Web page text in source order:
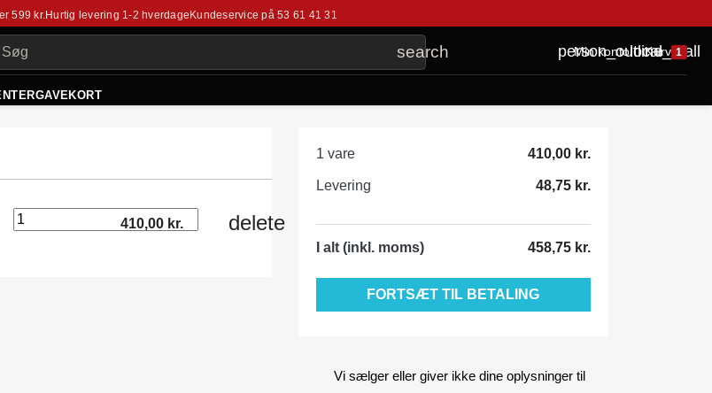
599 kr. Hurtig levering 1-2 hverdageKundeservice på53 61 41 31
search person_outline
Min kontolocal_mall
Kurv 1
GAVEKORT
410,00 kr. delete
1 vare 410,00 kr.
Levering 48,75 kr.
I alt (inkl. moms) 458,75 kr.
FORTSÆT TIL BETALING
Vi sælger eller giver ikke dine oplysninger til